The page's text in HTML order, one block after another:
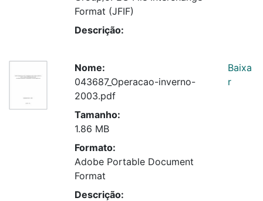
Format (JFIF)
Descrição:
Nome:
043687_Operacao-inverno-
2003.pdf
Tamanho:
1.86 MB
Formato:
Adobe Portable Document
Format
Descrição:
Baixa
r